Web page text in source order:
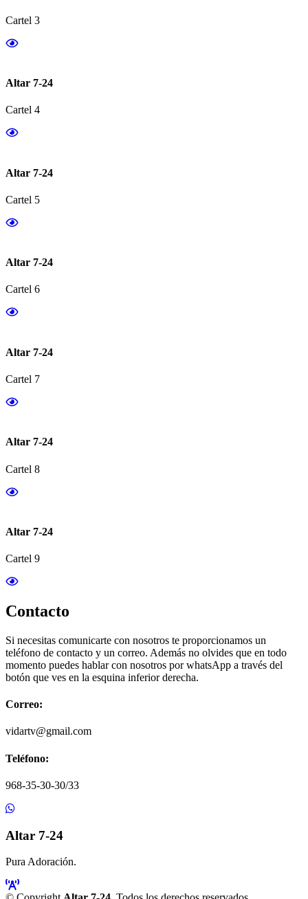
Cartel 3
Altar 7-24
Cartel 4
Altar 7-24
Cartel 5
Altar 7-24
Cartel 6
Altar 7-24
Cartel 7
Altar 7-24
Cartel 8
Altar 7-24
Cartel 9
Contacto
Si necesitas comunicarte con nosotros te proporcionamos un
teléfono de contacto y un correo. Además no olvides que en todo
momento puedes hablar con nosotros por whatsApp a través del
botón que ves en la esquina inferior derecha.
Correo:
vidartv@gmail.com
Teléfono:
968-35-30-30/33
Altar 7-24
Pura Adoración.